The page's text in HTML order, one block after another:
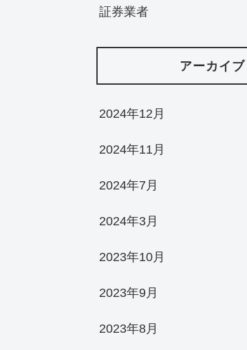
証券業者
アーカイブ
2024年12月
2024年11月
2024年7月
2024年3月
2023年10月
2023年9月
2023年8月